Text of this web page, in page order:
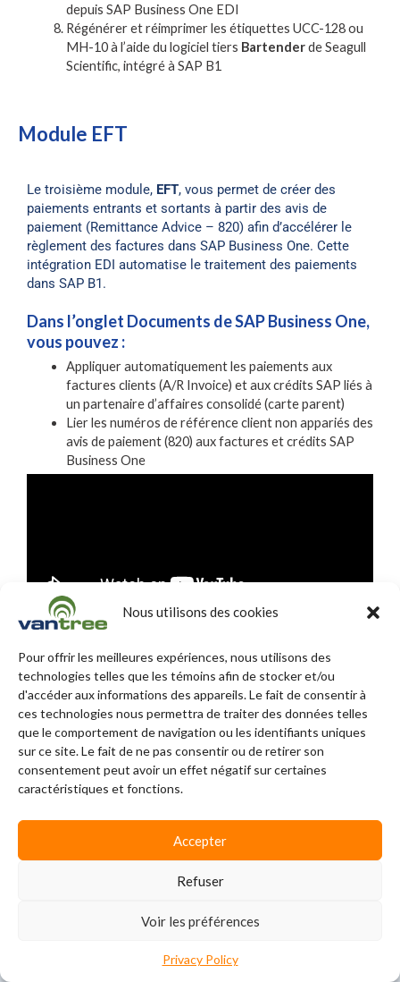
Nous utilisons des cookies
Pour offrir les meilleures expériences, nous utilisons des
technologies telles que les témoins afin de stocker et/ou
d'accéder aux informations des appareils. Le fait de consentir à
ces technologies nous permettra de traiter des données telles
que le comportement de navigation ou les identifiants uniques
sur ce site. Le fait de ne pas consentir ou de retirer son
consentement peut avoir un effet négatif sur certaines
caractéristiques et fonctions.
Accepter
Refuser
Voir les préférences
Privacy Policy
depuis SAP Business One EDI
Régénérer et réimprimer les étiquettes UCC-128 ou
MH-10 à l’aide du logiciel tiers Bartenderde Seagull
Scientific, intégré à SAP B1
Module EFT
Le troisième module, EFT, vous permet de créer des
paiements entrants et sortants à partir des avis de
paiement (Remittance Advice – 820) afin d’accélérer le
règlement des factures dans SAP Business One. Cette
intégration EDI automatise le traitement des paiements
dans SAP B1.
Dans l’onglet Documents de SAP Business One,
vous pouvez :
Appliquer automatiquement les paiements aux
factures clients (A/R Invoice) et aux crédits SAP liés à
un partenaire d’affaires consolidé (carte parent)
Lier les numéros de référence client non appariés des
avis de paiement (820) aux factures et crédits SAP
Business One
Appliquer les paiements aux moyens de paiement, aux
NOS PARTENAIRES
COMMERCIAUX